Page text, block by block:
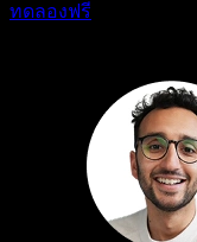
ทดลองฟรี